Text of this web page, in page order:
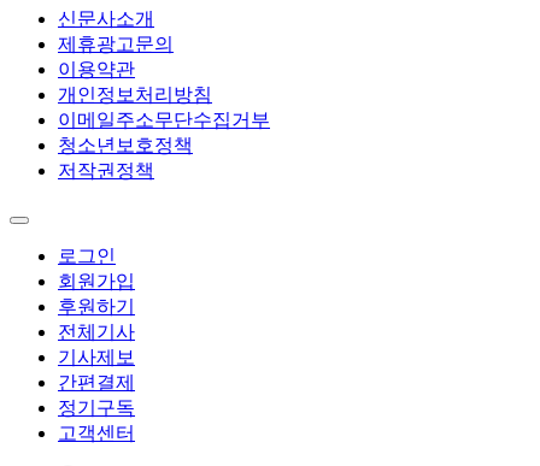
신문사소개
제휴광고문의
이용약관
개인정보처리방침
이메일주소무단수집거부
청소년보호정책
저작권정책
로그인
회원가입
후원하기
전체기사
기사제보
간편결제
정기구독
고객센터